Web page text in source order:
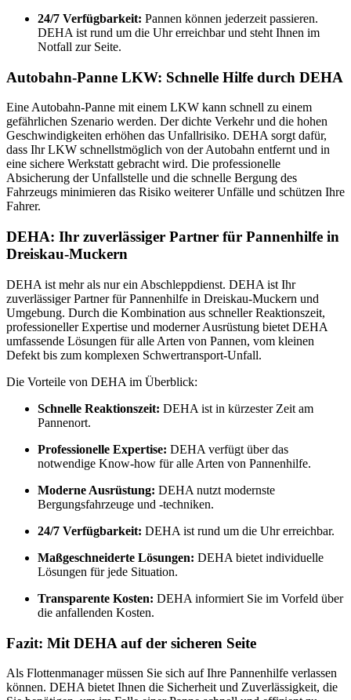
24/7 Verfügbarkeit: Pannen können jederzeit passieren.
DEHA ist rund um die Uhr erreichbar und steht Ihnen im
Notfall zur Seite.
Autobahn-Panne LKW: Schnelle Hilfe durch DEHA
Eine Autobahn-Panne mit einem LKW kann schnell zu einem
gefährlichen Szenario werden. Der dichte Verkehr und die hohen
Geschwindigkeiten erhöhen das Unfallrisiko. DEHA sorgt dafür,
dass Ihr LKW schnellstmöglich von der Autobahn entfernt und in
eine sichere Werkstatt gebracht wird. Die professionelle
Absicherung der Unfallstelle und die schnelle Bergung des
Fahrzeugs minimieren das Risiko weiterer Unfälle und schützen Ihre
Fahrer.
DEHA: Ihr zuverlässiger Partner für Pannenhilfe in
Dreiskau-Muckern
DEHA ist mehr als nur ein Abschleppdienst. DEHA ist Ihr
zuverlässiger Partner für Pannenhilfe in Dreiskau-Muckern und
Umgebung. Durch die Kombination aus schneller Reaktionszeit,
professioneller Expertise und moderner Ausrüstung bietet DEHA
umfassende Lösungen für alle Arten von Pannen, vom kleinen
Defekt bis zum komplexen Schwertransport-Unfall.
Die Vorteile von DEHA im Überblick:
Schnelle Reaktionszeit: DEHA ist in kürzester Zeit am
Pannenort.
Professionelle Expertise: DEHA verfügt über das
notwendige Know-how für alle Arten von Pannenhilfe.
Moderne Ausrüstung: DEHA nutzt modernste
Bergungsfahrzeuge und -techniken.
24/7 Verfügbarkeit: DEHA ist rund um die Uhr erreichbar.
Maßgeschneiderte Lösungen: DEHA bietet individuelle
Lösungen für jede Situation.
Transparente Kosten: DEHA informiert Sie im Vorfeld über
die anfallenden Kosten.
Fazit: Mit DEHA auf der sicheren Seite
Als Flottenmanager müssen Sie sich auf Ihre Pannenhilfe verlassen
können. DEHA bietet Ihnen die Sicherheit und Zuverlässigkeit, die